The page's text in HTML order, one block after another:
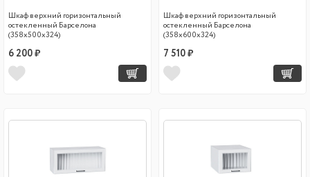
Шкаф верхний горизонтальный
остекленный Барселона
(358х500х324)
6 200 ₽
Шкаф верхний горизонтальный
остекленный Барселона
(358х600х324)
7 510 ₽